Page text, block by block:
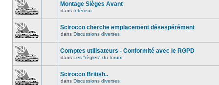
Montage Sièges Avant
dans Intérieur
Scirocco cherche emplacement désespérément
dans Discussions diverses
Comptes utilisateurs - Conformité avec le RGPD
dans Les "règles" du forum
Scirocco British..
dans Discussions diverses